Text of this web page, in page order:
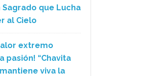
Sagrado que Lucha
al Cielo
extremo
pasión! “Chavita
viva la